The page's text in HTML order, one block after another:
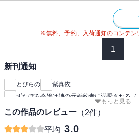
※無料、予約、入荷通知のコンテン
1
新刊通知
とびらの
紫真依
ずたぼろ令嬢は姉の元婚約者に溺愛される（
もっと見る
この作品のレビュー （2件）
平均 3.0